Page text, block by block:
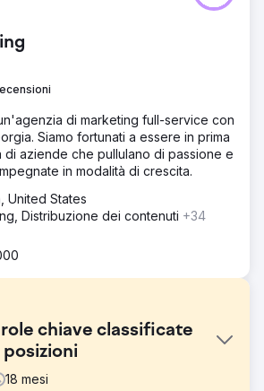
di marketing full-service con
Siamo fortunati a essere in prima
di aziende che pullulano di passione e
in modalità di crescita.
United States
Distribuzione dei contenuti +34
chiave classificate
18 mesi